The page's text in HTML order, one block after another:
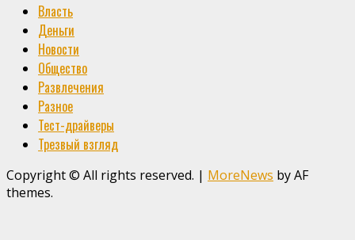
Власть
Деньги
Новости
Общество
Развлечения
Разное
Тест-драйверы
Трезвый взгляд
Copyright © All rights reserved. | MoreNews by AF
themes.